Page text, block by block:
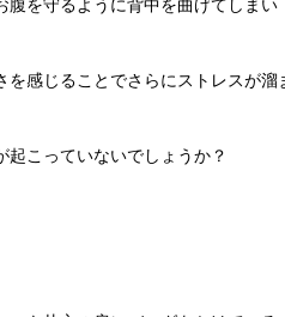
腹を守るように背中を曲げてしまい
を感じることでさらにストレスが溜
起こっていないでしょうか？